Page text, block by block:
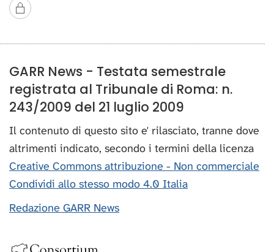
GARR News - Testata semestrale
registrata al Tribunale di Roma: n.
243/2009 del 21 luglio 2009
Il contenuto di questo sito e' rilasciato, tranne dove
altrimenti indicato, secondo i termini della licenza
Creative Commons attribuzione - Non commerciale
Condividi allo stesso modo 4.0 Italia
Redazione GARR News